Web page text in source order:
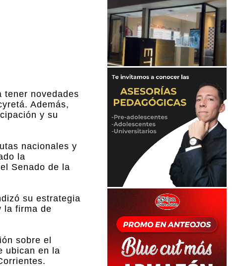
tener novedades
Además,
y su
nacionales y
la
Senado de la
su estrategia
la firma de
sobre el
ubican en la